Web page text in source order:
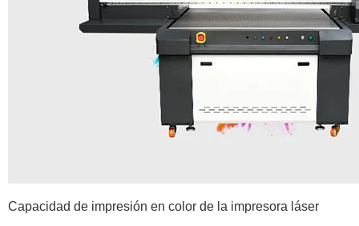
Capacidad de impresión en color de la impresora láser